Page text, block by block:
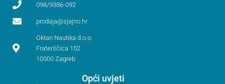
098/9386-092
prodaja@sjajno.hr
Oktan Nautika d.o.o.
Fraterščica 152
10000 Zagreb
Opći uvjeti